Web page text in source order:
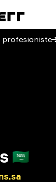
profesioniste
🇸🇦